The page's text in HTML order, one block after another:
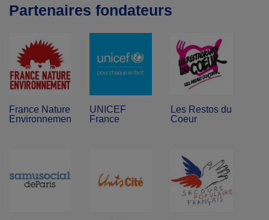
Partenaires fondateurs
France Nature
Environnement
UNICEF
France
Les Restos du
Coeur